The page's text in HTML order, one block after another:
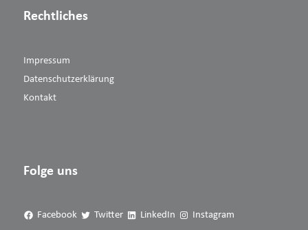
Rechtliches
Impressum
Datenschutzerklärung
Kontakt
Folge uns
Facebook Twitter LinkedIn Instagram